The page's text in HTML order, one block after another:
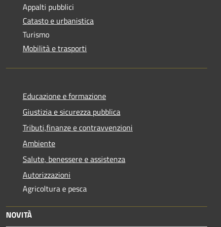
Appalti pubblici
Catasto e urbanistica
Turismo
Mobilità e trasporti
Educazione e formazione
Giustizia e sicurezza pubblica
Tributi,finanze e contravvenzioni
Ambiente
Salute, benessere e assistenza
Autorizzazioni
Agricoltura e pesca
NOVITÀ